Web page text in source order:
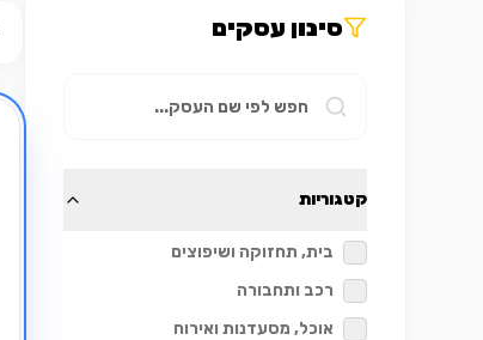
סינון עסקים
קטגוריות
בית, תחזוקה ושיפוצים
רכב ותחבורה
אוכל, מסעדנות ואירוח